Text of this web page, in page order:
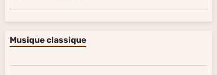
Musique classique